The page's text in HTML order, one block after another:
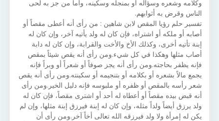
وكلامه وشعره وسؤاله أو بمنجله وسكينه، وأما من جز به لحى
الناس وقرض به أثوابهم.
تفسير حلم رؤيا المقص لابن شاهين : من رأى أنه أعطى مقصاً أو
أصابه أو ملكه أو اشتراه، فإن كان له ولد يأتيه آخر، وإن كان له
إبنة تأتيه أخرى، وكذلك الأخ والأخت والقرابة، وإن كان له دابة
أصاب مثلها وهكذا في كل شيء.ومن رأى أنه يقص شيئاً بمقص
فإنه يظفر بحاجته.ومن رأى أنه يجز صوفاً أو شعراً أو وبراً فإنه
يجمع مالاً بشعره أو بكلامه أو بتنجيمه أو سكينته.ومن رأى أنه يقص
شعر رأسه بالمقص أو ظفره أو ملبوسه فإنه دليل الخير.ومن رأى
أنه قبض بيده مقصاً أو أعطاه له أحد أو اشترى مقصاً، فإن كان له
ولد يرزق أيضاً ولداً مثله، وإن كان له إبنة فيرزق إبنة مثلها، وإن لم
يكن له إمرأة ولا ولد فيرزقه الله تعالى أخاً آخر.ومن رأى أن